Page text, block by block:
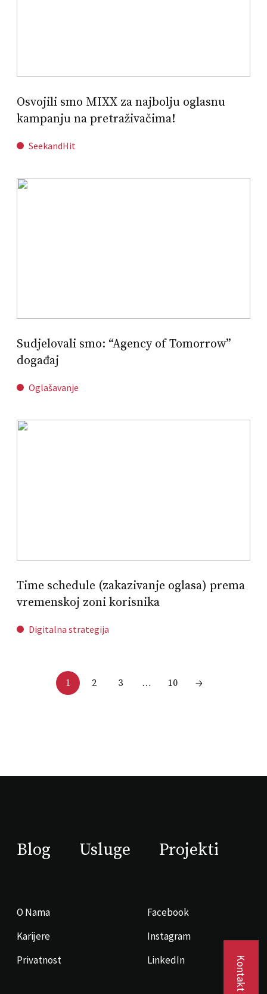
Kontakt
Osvojili smo MIXX za najbolju oglasnu
kampanju na pretraživačima!
SeekandHit
Sudjelovali smo: “Agency of Tomorrow”
događaj
Oglašavanje
Time schedule (zakazivanje oglasa) prema
vremenskoj zoni korisnika
Digitalna strategija
1 2 3 … 10
Blog Usluge Projekti
O Nama
Karijere
Privatnost
Facebook
Instagram
LinkedIn